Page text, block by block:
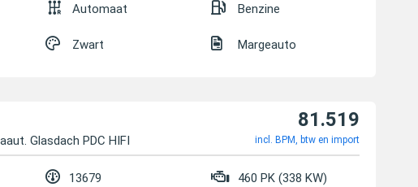
Automaat Benzine
Zwart Margeauto
Glasdach PDC HIFI
81.519
incl. BPM, btw en import
13679 460 PK (338 KW)